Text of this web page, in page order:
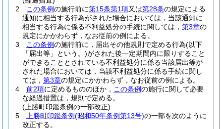
2
この条例の施行前に第15条第1項又は第28条の規定による
通知に相当する行為がされた場合においては，当該通知に
相当する行為に係る不利益処分の手続に関しては， 第3章の
規定にかかわらず，なお従前の例による。
3
この条例の施行前に，届出その他規則で定める行為(以下
「届出等」という。)がされた後一定期間内に限りすること
ができることとされている不利益処分に係る当該届出等が
された場合においては，当該不利益処分に係る手続に関し
ては， 第3章の規定にかかわらず，なお従前の例による。
4
前2項に定めるもののほか， この条例の施行に関して必要
な経過措置は，規則で定める。
(上勝町印鑑条例の一部改正)
5
上勝町印鑑条例(昭和50年条例第13号)の一部を次のように
改正する。